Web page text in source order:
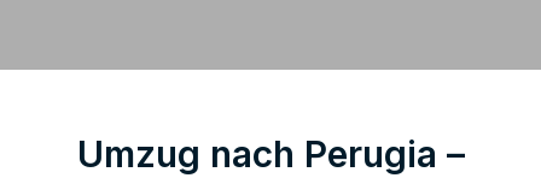
Umzug nach Perugia –